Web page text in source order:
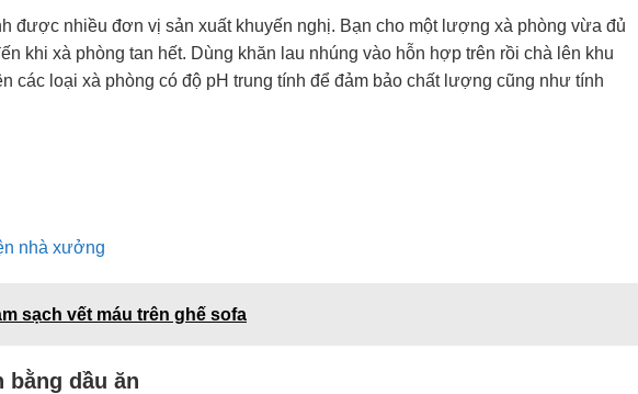
được nhiều đơn vị sản xuất khuyến nghị. Bạn cho một lượng xà phòng vừa đủ
khi xà phòng tan hết. Dùng khăn lau nhúng vào hỗn hợp trên rồi chà lên khu
các loại xà phòng có độ pH trung tính để đảm bảo chất lượng cũng như tính
nhà xưởng
sạch vết máu trên ghế sofa
bằng dầu ăn